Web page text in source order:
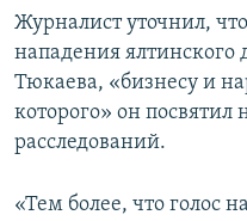
Журналист уточнил,
нападения ялтинского
Тюкаева, «бизнесу и
которого» он посвятил
расследований.
«Тем более, что голос